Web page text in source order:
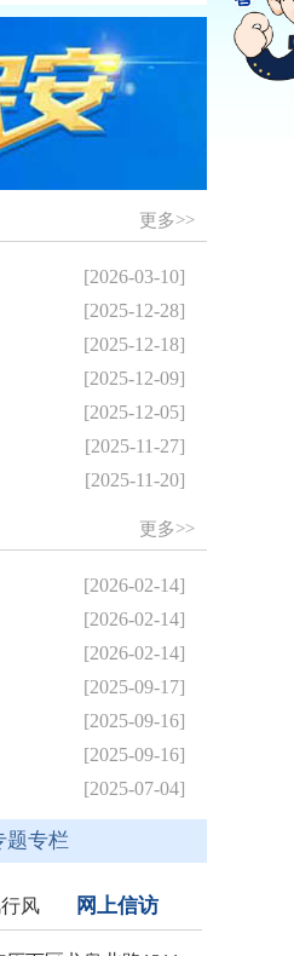
更多>>
[2026-03-10]
[2025-12-28]
[2025-12-18]
[2025-12-09]
[2025-12-05]
[2025-11-27]
[2025-11-20]
更多>>
[2026-02-14]
[2026-02-14]
[2026-02-14]
[2025-09-17]
[2025-09-16]
[2025-09-16]
[2025-07-04]
题专栏
风 网上信访